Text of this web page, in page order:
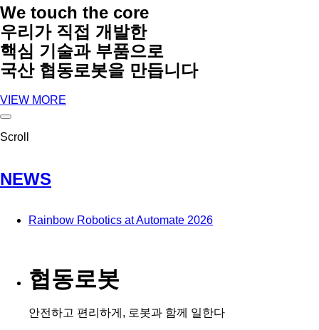
We touch the core
우리가 직접 개발한
핵심 기술과 부품으로
국산 협동로봇을 만듭니다
VIEW MORE
Scroll
NEWS
Rainbow Robotics at Automate 2026
협동로봇
안전하고 편리하게, 로봇과 함께 일한다